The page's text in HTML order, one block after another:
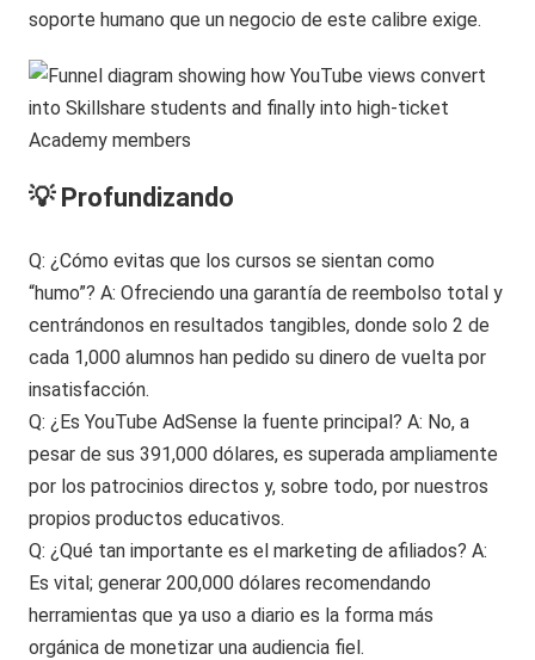
soporte humano que un negocio de este calibre exige.
💡 Profundizando
Q: ¿Cómo evitas que los cursos se sientan como
“humo”? A: Ofreciendo una garantía de reembolso total y
centrándonos en resultados tangibles, donde solo 2 de
cada 1,000 alumnos han pedido su dinero de vuelta por
insatisfacción.
Q: ¿Es YouTube AdSense la fuente principal? A: No, a
pesar de sus 391,000 dólares, es superada ampliamente
por los patrocinios directos y, sobre todo, por nuestros
propios productos educativos.
Q: ¿Qué tan importante es el marketing de afiliados? A:
Es vital; generar 200,000 dólares recomendando
herramientas que ya uso a diario es la forma más
orgánica de monetizar una audiencia fiel.